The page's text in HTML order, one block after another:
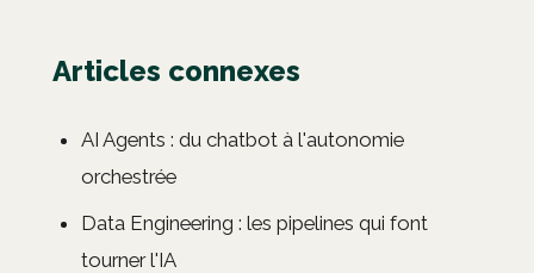
Articles connexes
AI Agents : du chatbot à l'autonomie
orchestrée
Data Engineering : les pipelines qui font
tourner l'IA